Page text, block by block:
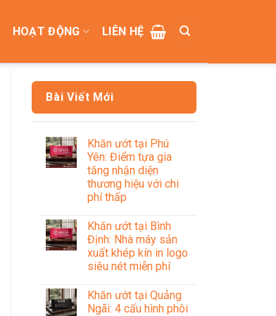
HOẠT ĐỘNG LIÊN HỆ
Bài Viết Mới
Khăn ướt tại Phú
Yên: Điểm tựa gia
tăng nhận diện
thương hiệu với chi
phí thấp
Khăn ướt tại Bình
Định: Nhà máy sản
xuất khép kín in logo
siêu nét miễn phí
Khăn ướt tại Quảng
Ngãi: 4 cấu hình phôi